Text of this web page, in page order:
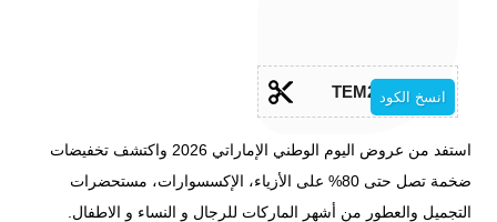
TEM20انسخ الكود
استفد من عروض اليوم الوطني الإماراتي 2026 واكتشف تخفيضات
ضخمة تصل حتى 80% على الأزياء، الإكسسوارات، مستحضرات
التجميل والعطور من أشهر الماركات للرجال و النساء و الاطفال.